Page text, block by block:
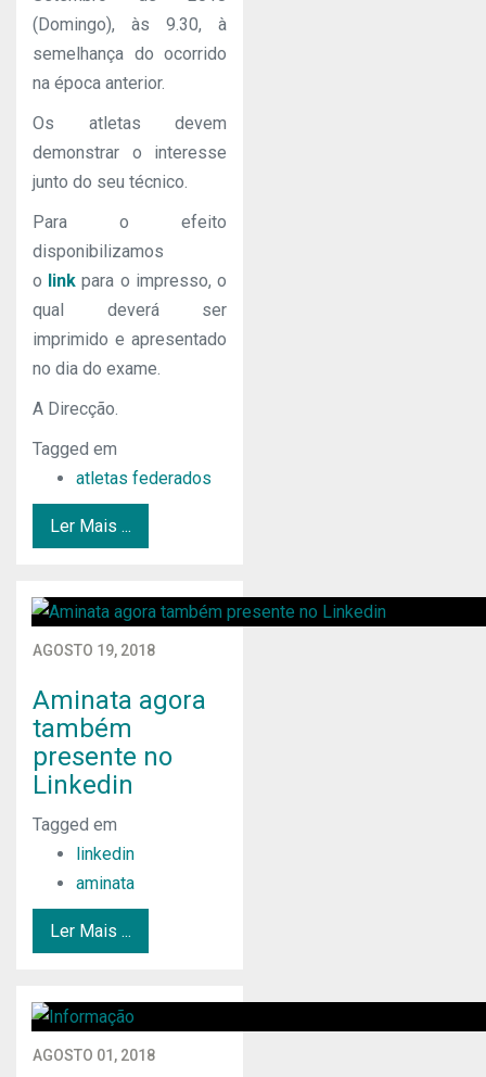
(Domingo), às 9.30, à
semelhança do ocorrido
na época anterior.
Os atletas devem
demonstrar o interesse
junto do seu técnico.
Para o efeito
disponibilizamos
o link para o impresso, o
qual deverá ser
imprimido e apresentado
no dia do exame.
A Direcção.
Tagged em
atletas federados
Ler Mais ...
AGOSTO 19, 2018
Aminata agora
também
presente no
Linkedin
Tagged em
linkedin
aminata
Ler Mais ...
AGOSTO 01, 2018